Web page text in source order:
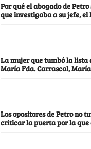
Por qué el abogado de
que investigaba a su jefe, el
La mujer que tumbó la lista
María Fda. Carrascal,
Los opositores de Petro no
criticar la puerta por la que